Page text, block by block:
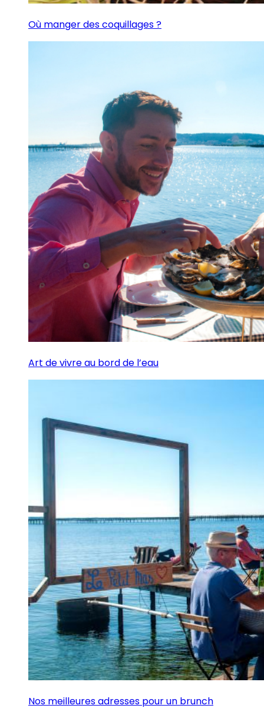
Où manger des coquillages ?
Art de vivre au bord de l’eau
Nos meilleures adresses pour un brunch